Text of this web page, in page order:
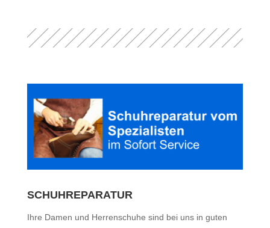
SCHUHREPARATUR
Ihre Damen und Herrenschuhe sind bei uns in guten